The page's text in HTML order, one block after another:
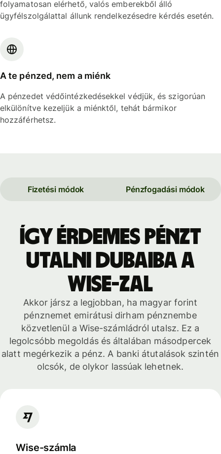
folyamatosan elérhető, valós emberekből álló
ügyfélszolgálattal állunk rendelkezésedre kérdés esetén.
A te pénzed, nem a miénk
A pénzedet védőintézkedésekkel védjük, és szigorúan
elkülönítve kezeljük a miénktől, tehát bármikor
hozzáférhetsz.
Fizetési módok Pénzfogadási módok
Így érdemes pénzt
utalni Dubaiba a
Wise-zal
Akkor jársz a legjobban, ha magyar forint
pénznemet emirátusi dirham pénznembe
közvetlenül a Wise-számládról utalsz. Ez a
legolcsóbb megoldás és általában másodpercek
alatt megérkezik a pénz. A banki átutalások szintén
olcsók, de olykor lassúak lehetnek.
Wise-számla